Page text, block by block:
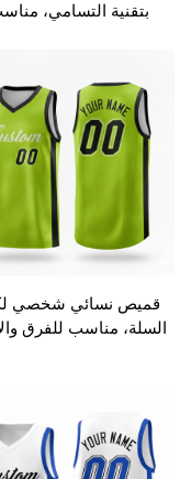
بتقنية التسامي،
قميص نسائي شخصي
السلة، مناسب للفرق